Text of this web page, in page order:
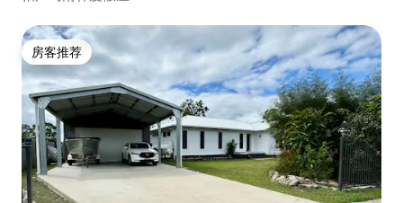
房客推荐
房客推荐